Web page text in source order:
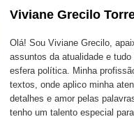
Messenger
TwitterWhatsApp
Viviane Grecilo
Olá! Sou Viviane Grecilo,
assuntos da atualidade e tudo
esfera política. Minha
textos, onde aplico minha
detalhes e amor pelas
tenho um talento especial